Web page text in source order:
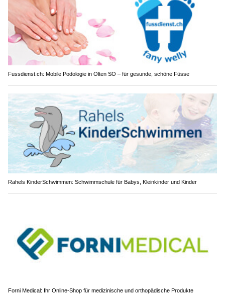
Fussdienst.ch: Mobile Podologie in Olten SO – für gesunde, schöne Füsse
Rahels KinderSchwimmen: Schwimmschule für Babys, Kleinkinder und Kinder
Forni Medical: Ihr Online-Shop für medizinische und orthopädische Produkte